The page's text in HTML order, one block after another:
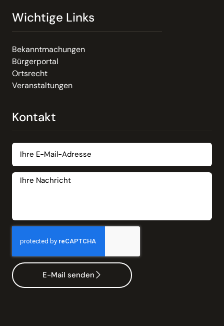
Wichtige Links
Bekanntmachungen
Bürgerportal
Ortsrecht
Veranstaltungen
Kontakt
E-Mail senden